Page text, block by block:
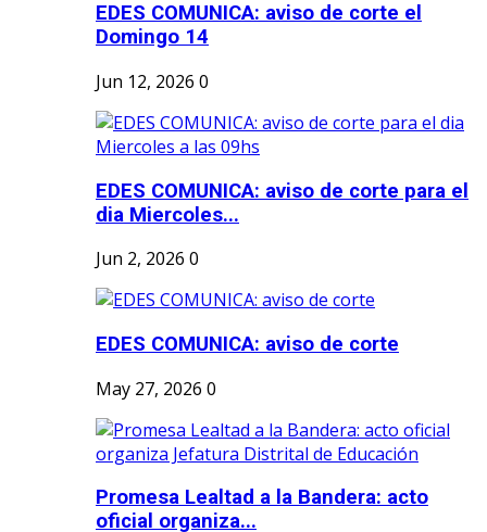
EDES COMUNICA: aviso de corte el
Domingo 14
Jun 12, 2026 0
EDES COMUNICA: aviso de corte para el
dia Miercoles...
Jun 2, 2026 0
EDES COMUNICA: aviso de corte
May 27, 2026 0
Promesa Lealtad a la Bandera: acto
oficial organiza...